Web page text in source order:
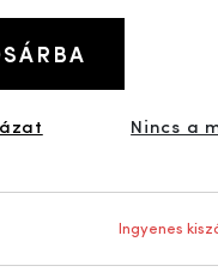
Nincs a
Ingyenes